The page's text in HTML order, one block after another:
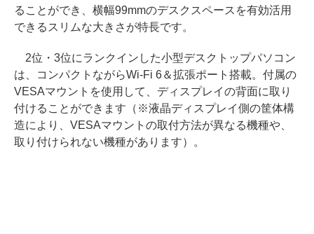
ることができ、横幅99mmのデスクスペースを有効活用
できるスリムな大きさが特長です。
2位・3位にランクインした小型デスクトップパソコン
は、コンパクトながらWi-Fi 6＆拡張ポート搭載。付属の
VESAマウントを使用して、ディスプレイの背面に取り
付けることができます（※液晶ディスプレイ側の筐体構
造により、VESAマウントの取付方法が異なる機種や、
取り付けられない機種があります）。